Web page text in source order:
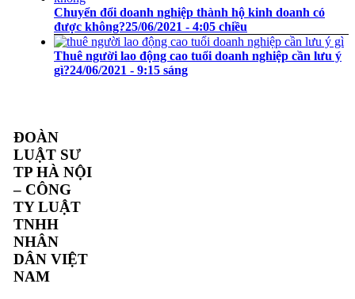
Chuyển đổi doanh nghiệp thành hộ kinh doanh có
được không?25/06/2021 - 4:05 chiều
Thuê người lao động cao tuổi doanh nghiệp cần lưu ý
gì?24/06/2021 - 9:15 sáng
ĐOÀN
LUẬT SƯ
TP HÀ NỘI
– CÔNG
TY LUẬT
TNHH
NHÂN
DÂN VIỆT
NAM